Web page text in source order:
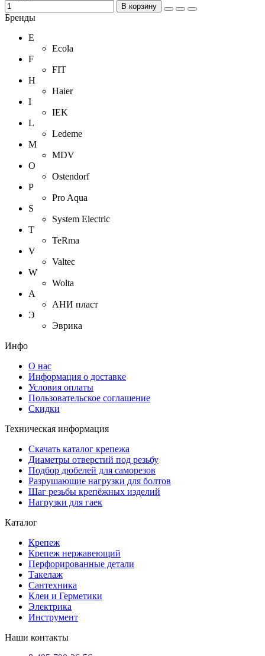
В корзину
Бренды
E
Ecola
F
FIT
H
Haier
I
IEK
L
Ledeme
M
MDV
O
Ostendorf
P
Pro Aqua
S
System Electric
T
TeRma
V
Valtec
W
Wolta
А
АНИ пласт
Э
Эврика
Инфо
О нас
Информация о доставке
Условия оплаты
Пользовательское соглашение
Скидки
Техническая информация
Скачать каталог крепежа
Диаметры отверстий под резьбу
Подбор дюбелей для саморезов
Разрушающие нагрузки для болтов
Шаг резьбы крепёжных изделий
Нагрузки для гаек
Каталог
Крепеж
Крепеж нержавеющий
Перфорированные детали
Такелаж
Сантехника
Клеи и Герметики
Электрика
Инструмент
Наши контакты